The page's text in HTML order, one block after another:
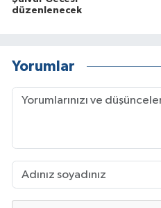
düzenlenecek
Yorumlar